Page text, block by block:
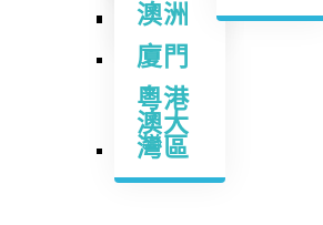
園
澳洲
廈門
粵港
澳大
灣區